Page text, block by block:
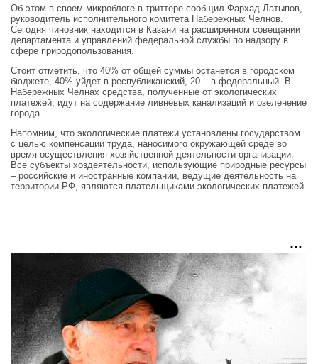
Об этом в своем микроблоге в триттере сообщил Фархад Латыпов,
руководитель исполнительного комитета Набережных Челнов.
Сегодня чиновник находится в Казани на расширенном совещании
департамента и управлений федеральной службы по надзору в
сфере природопользования.
Стоит отметить, что 40% от общей суммы останется в городском
бюджете, 40% уйдет в республиканский, 20 – в федеральный. В
Набережных Челнах средства, полученные от экологических
платежей, идут на содержание ливневых канализаций и озеленение
города.
Напомним, что экологические платежи установлены государством
с целью компенсации труда, наносимого окружающей среде во
время осуществления хозяйственной деятельности организации.
Все субъекты хоздеятельности, использующие природные ресурсы
– российские и иностранные компании, ведущие деятельность на
территории РФ, являются плательщиками экологических платежей.